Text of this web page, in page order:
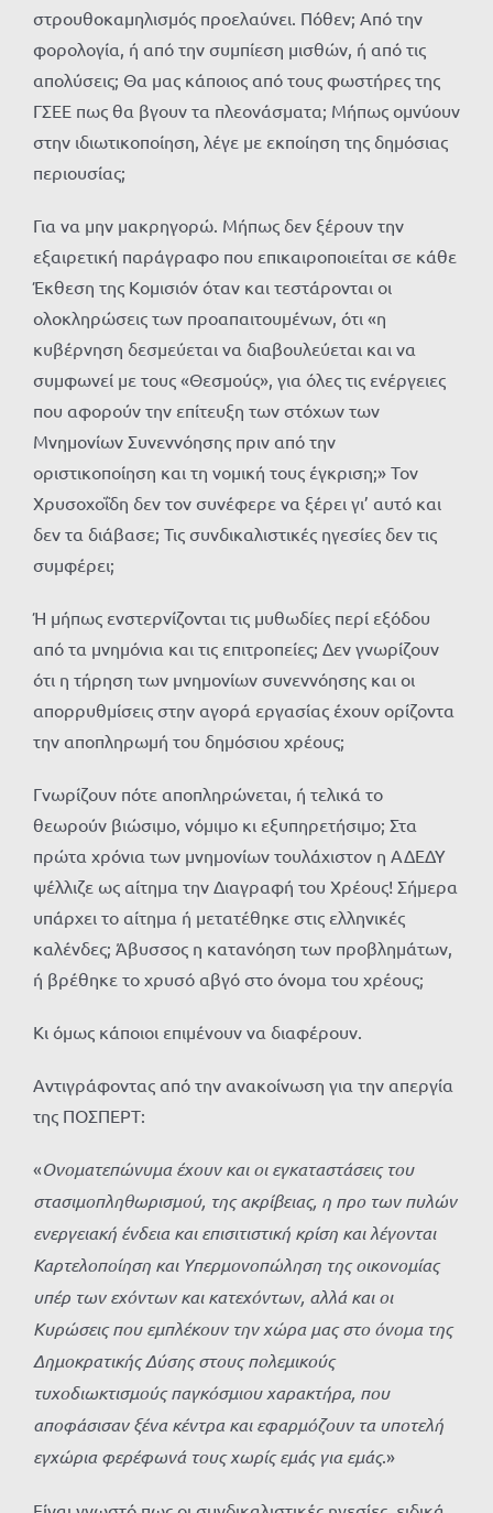
στρουθοκαμηλισμός προελαύνει. Πόθεν; Από την
φορολογία, ή από την συμπίεση μισθών, ή από τις
απολύσεις; Θα μας κάποιος από τους φωστήρες της
ΓΣΕΕ πως θα βγουν τα πλεονάσματα; Μήπως ομνύουν
στην ιδιωτικοποίηση, λέγε με εκποίηση της δημόσιας
περιουσίας;
Για να μην μακρηγορώ. Μήπως δεν ξέρουν την
εξαιρετική παράγραφο που επικαιροποιείται σε κάθε
Έκθεση της Κομισιόν όταν και τεστάρονται οι
ολοκληρώσεις των προαπαιτουμένων, ότι «η
κυβέρνηση δεσμεύεται να διαβουλεύεται και να
συμφωνεί με τους «Θεσμούς», για όλες τις ενέργειες
που αφορούν την επίτευξη των στόχων των
Μνημονίων Συνεννόησης πριν από την
οριστικοποίηση και τη νομική τους έγκριση;» Τον
Χρυσοχοΐδη δεν τον συνέφερε να ξέρει γι’ αυτό και
δεν τα διάβασε; Τις συνδικαλιστικές ηγεσίες δεν τις
συμφέρει;
Ή μήπως ενστερνίζονται τις μυθωδίες περί εξόδου
από τα μνημόνια και τις επιτροπείες; Δεν γνωρίζουν
ότι η τήρηση των μνημονίων συνεννόησης και οι
απορρυθμίσεις στην αγορά εργασίας έχουν ορίζοντα
την αποπληρωμή του δημόσιου χρέους;
Γνωρίζουν πότε αποπληρώνεται, ή τελικά το
θεωρούν βιώσιμο, νόμιμο κι εξυπηρετήσιμο; Στα
πρώτα χρόνια των μνημονίων τουλάχιστον η ΑΔΕΔΥ
ψέλλιζε ως αίτημα την Διαγραφή του Χρέους! Σήμερα
υπάρχει το αίτημα ή μετατέθηκε στις ελληνικές
καλένδες; Άβυσσος η κατανόηση των προβλημάτων,
ή βρέθηκε το χρυσό αβγό στο όνομα του χρέους;
Κι όμως κάποιοι επιμένουν να διαφέρουν.
Αντιγράφοντας από την ανακοίνωση για την απεργία
της ΠΟΣΠΕΡΤ:
«Ονοματεπώνυμα έχουν και οι εγκαταστάσεις του
στασιμοπληθωρισμού, της ακρίβειας, η προ των πυλών
ενεργειακή ένδεια και επισιτιστική κρίση και λέγονται
Καρτελοποίηση και Υπερμονοπώληση της οικονομίας
υπέρ των εχόντων και κατεχόντων, αλλά και οι
Κυρώσεις που εμπλέκουν την χώρα μας στο όνομα της
Δημοκρατικής Δύσης στους πολεμικούς
τυχοδιωκτισμούς παγκόσμιου χαρακτήρα, που
αποφάσισαν ξένα κέντρα και εφαρμόζουν τα υποτελή
εγχώρια φερέφωνά τους χωρίς εμάς για εμάς.»